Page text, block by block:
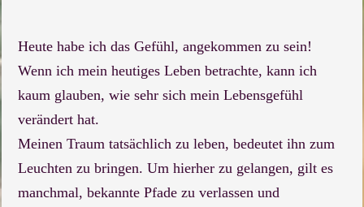
Heute habe ich das Gefühl, angekommen zu sein!
Wenn ich mein heutiges Leben betrachte, kann ich
kaum glauben, wie sehr sich mein Lebensgefühl
verändert hat.
Meinen Traum tatsächlich zu leben, bedeutet ihn zum
Leuchten zu bringen. Um hierher zu gelangen, gilt es
manchmal, bekannte Pfade zu verlassen und